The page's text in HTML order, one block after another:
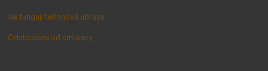
Jak fungují teflonové ubrusy
Odstoupení od smlouvy